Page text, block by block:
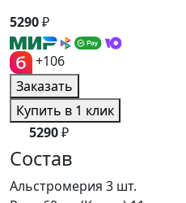
5290₽
+106
Заказать
Купить в 1 клик
5290₽
Состав
Альстромерия 3 шт.